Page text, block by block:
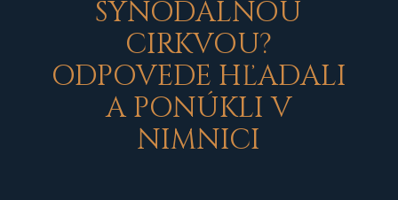
SYNODÁLNOU
CIRKVOU?
ODPOVEDE HĽADALI
A PONÚKLI V
NIMNICI